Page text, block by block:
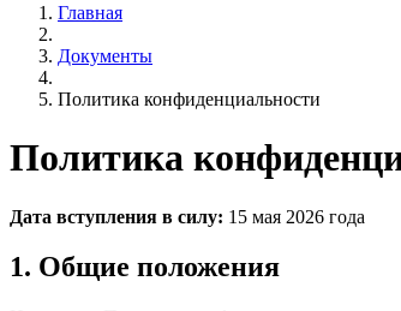
Главная
Документы
Политика конфиденциальности
Политика
Дата вступления в силу: 15 мая 2026 года
1. Общие положения